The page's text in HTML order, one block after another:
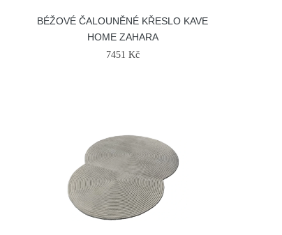
BÉŽOVÉ ČALOUNĚNÉ KŘESLO KAVE
HOME ZAHARA
7451 Kč